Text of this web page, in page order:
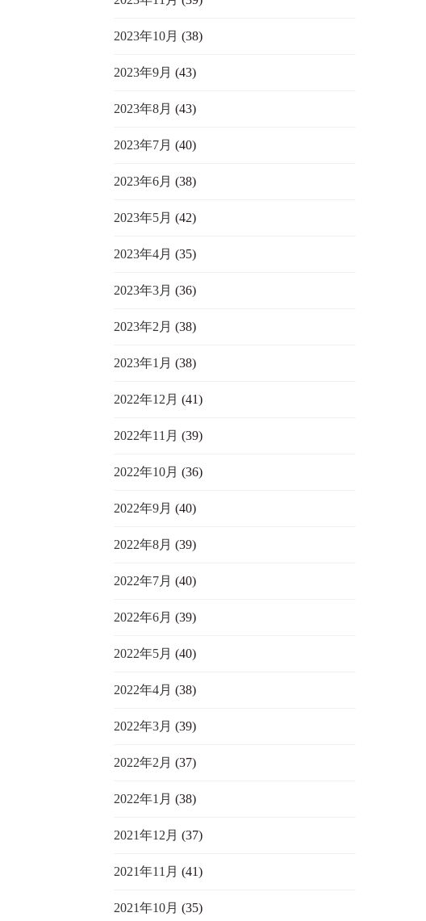
2023年10月 (38)
2023年9月 (43)
2023年8月 (43)
2023年7月 (40)
2023年6月 (38)
2023年5月 (42)
2023年4月 (35)
2023年3月 (36)
2023年2月 (38)
2023年1月 (38)
2022年12月 (41)
2022年11月 (39)
2022年10月 (36)
2022年9月 (40)
2022年8月 (39)
2022年7月 (40)
2022年6月 (39)
2022年5月 (40)
2022年4月 (38)
2022年3月 (39)
2022年2月 (37)
2022年1月 (38)
2021年12月 (37)
2021年11月 (41)
2021年10月 (35)